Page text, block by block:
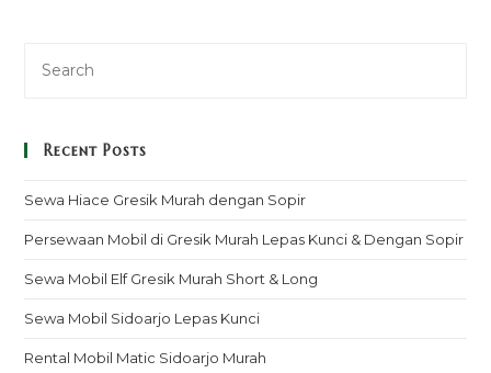
Recent Posts
Sewa Hiace Gresik Murah dengan Sopir
Persewaan Mobil di Gresik Murah Lepas Kunci & Dengan Sopir
Sewa Mobil Elf Gresik Murah Short & Long
Sewa Mobil Sidoarjo Lepas Kunci
Rental Mobil Matic Sidoarjo Murah